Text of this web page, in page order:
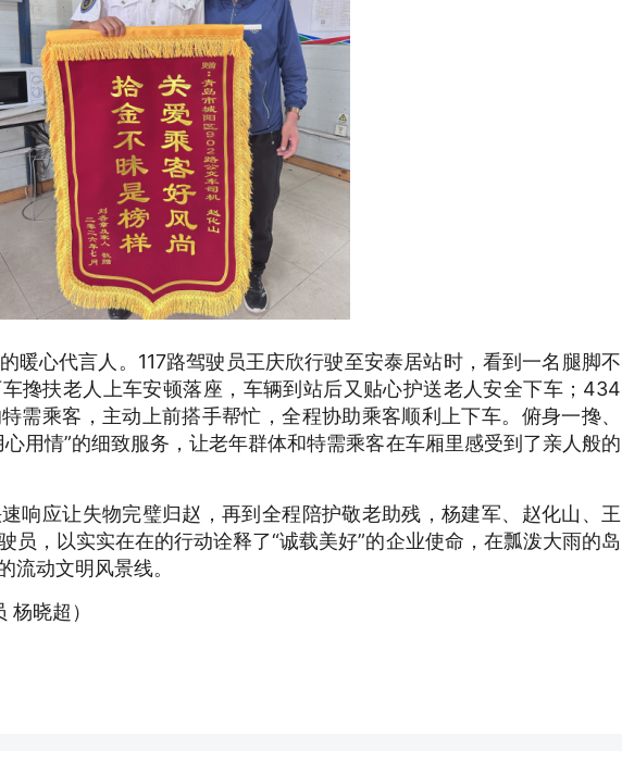
暖心代言人。117路驾驶员王庆欣行驶至安泰居站时，看到一名腿脚不
搀扶老人上车安顿落座，车辆到站后又贴心护送老人安全下车；434
需乘客，主动上前搭手帮忙，全程协助乘客顺利上下车。俯身一搀、
用情”的细致服务，让老年群体和特需乘客在车厢里感受到了亲人般的
响应让失物完璧归赵，再到全程陪护敬老助残，杨建军、赵化山、王
员，以实实在在的行动诠释了“诚载美好”的企业使命，在瓢泼大雨的岛
流动文明风景线。
杨晓超）